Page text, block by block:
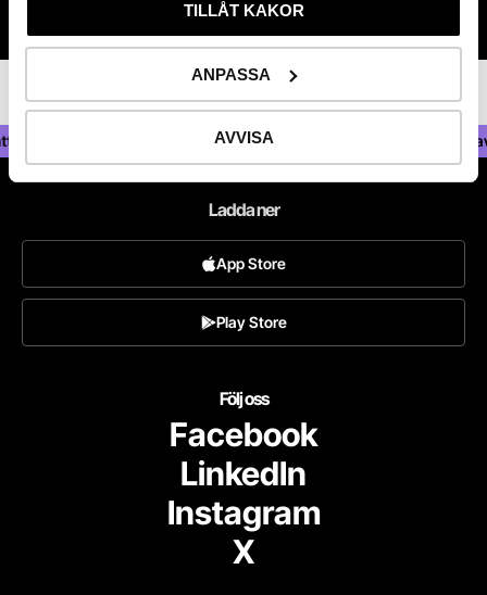
TILLÅT KAKOR
ANPASSA
AVVISA
alla fonder — Statlig insättningsgaranti — Aktiehandel med låga
Ladda ner
App Store
Play Store
Följ oss
Facebook
LinkedIn
Instagram
X